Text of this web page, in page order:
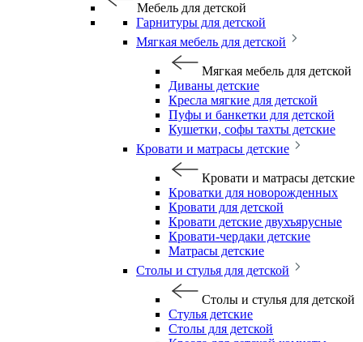
Мебель для детской
Гарнитуры для детской
Мягкая мебель для детской
Мягкая мебель для детской
Диваны детские
Кресла мягкие для детской
Пуфы и банкетки для детской
Кушетки, софы тахты детские
Кровати и матрасы детские
Кровати и матрасы детские
Кроватки для новорожденных
Кровати для детской
Кровати детские двухъярусные
Кровати-чердаки детские
Матрасы детские
Столы и стулья для детской
Столы и стулья для детской
Стулья детские
Столы для детской